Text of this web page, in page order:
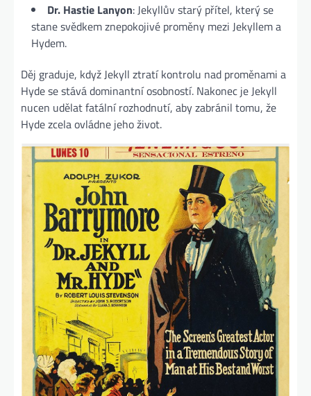
Dr. Hastie Lanyon: Jekyllův starý přítel, který se
stane svědkem znepokojivé proměny mezi Jekyllem a
Hydem.
Děj graduje, když Jekyll ztratí kontrolu nad proměnami a
Hyde se stává dominantní osobností. Nakonec je Jekyll
nucen udělat fatální rozhodnutí, aby zabránil tomu, že
Hyde zcela ovládne jeho život.